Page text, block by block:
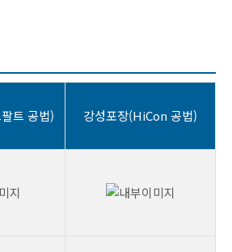
트 공법) 강성포장(HiCon 공법)